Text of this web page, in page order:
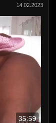
14.02.2023
35:59